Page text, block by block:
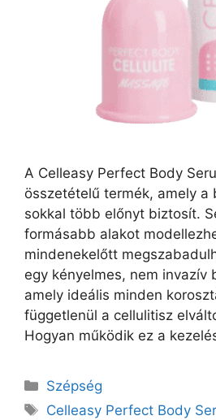
A Celleasy Perfect Body
összetételű termék, amely a
sokkal több előnyt biztosít.
formásabb alakot
mindenekelőtt
egy kényelmes, nem invazív
amely ideális minden
függetlenül a cellulitisz
Hogyan működik ez a
Kategória
Szépség
Címkék
Celleasy Perfect Body